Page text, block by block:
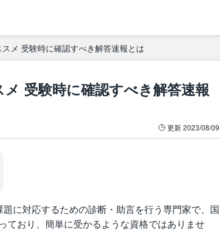
メ 受験時に確認すべき解答速報とは
受験時に確認すべき解答速報
更新2023/08/09
に対応するための診断・助言を行う専門家で、国
ており、簡単に受かるような資格ではありませ